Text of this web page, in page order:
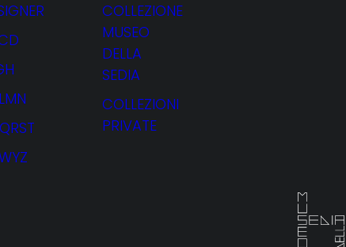
COLLEZIONE
MUSEO
DELLA
SEDIA
COLLEZIONI
PRIVATE